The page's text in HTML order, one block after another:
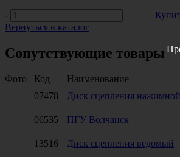
-
+
Вернуться в каталог
Сопутствующие товары
Фото Код Наименование
07478
Диск сцепления
06535
ПГУ Волчанск
13516
Диск сцепления ведомый